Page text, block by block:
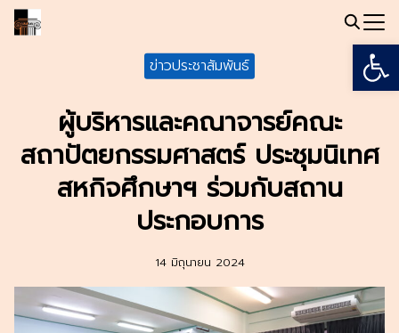
Skip
ข่าวประชาสัมพันธ์
ผู้บริหารและคณาจารย์คณะ
สถาปัตยกรรมศาสตร์ ประชุมนิเทศ
สหกิจศึกษาฯ ร่วมกับสถาน
ประกอบการ
14 มิถุนายน 2024